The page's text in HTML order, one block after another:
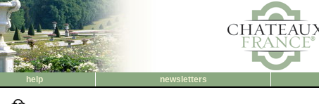
help newsletters